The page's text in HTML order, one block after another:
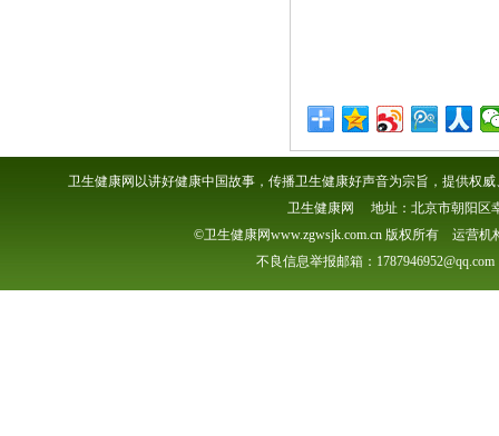
卫生健康网以讲好健康中国故事，传播卫生健康好声音为宗旨，提供权
卫生健康网 地址：北京市朝阳区
©卫生健康网www.zgwsjk.com.cn 版权所有 运营
不良信息举报邮箱：